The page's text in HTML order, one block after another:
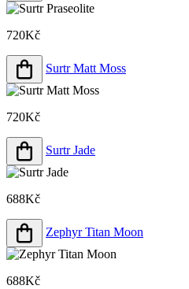
720Kč
Surtr Matt Moss
720Kč
Surtr Jade
688Kč
Zephyr Titan Moon
688Kč